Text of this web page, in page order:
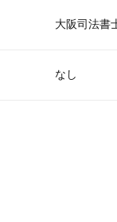
大阪司法書
なし